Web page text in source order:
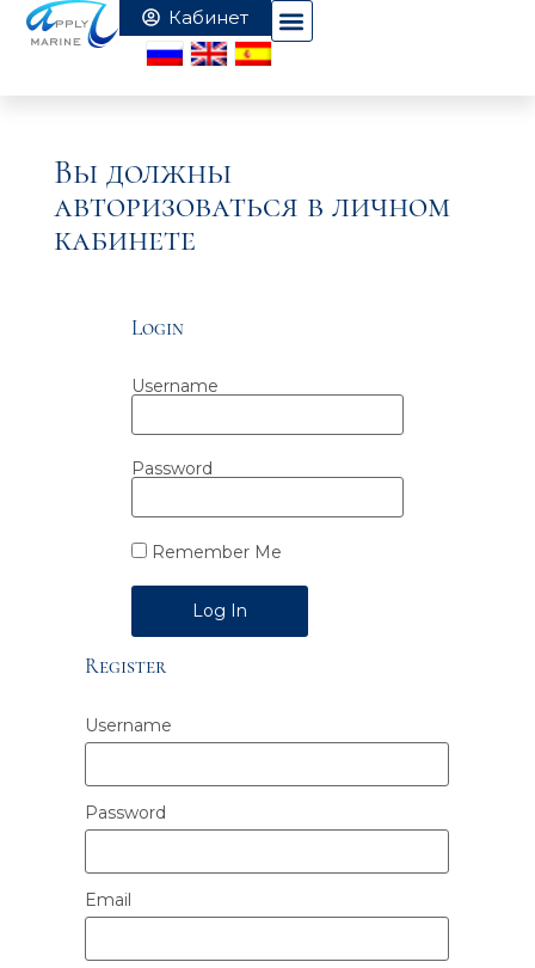
Вы должны
авторизоваться в личном
кабинете
Login
Username
Password
Remember Me
Alternative:
Register
Username
Password
Email